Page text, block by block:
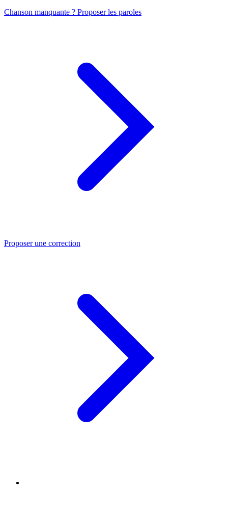
Chanson manquante ? Proposer les paroles
Proposer une correction